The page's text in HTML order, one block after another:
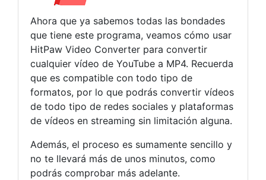
Ahora que ya sabemos todas las bondades
que tiene este programa, veamos cómo usar
HitPaw Video Converter para convertir
cualquier vídeo de YouTube a MP4. Recuerda
que es compatible con todo tipo de
formatos, por lo que podrás convertir vídeos
de todo tipo de redes sociales y plataformas
de vídeos en streaming sin limitación alguna.
Además, el proceso es sumamente sencillo y
no te llevará más de unos minutos, como
podrás comprobar más adelante.